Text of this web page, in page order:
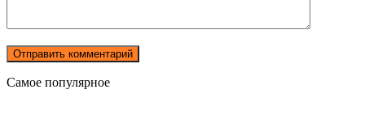
Самое популярное